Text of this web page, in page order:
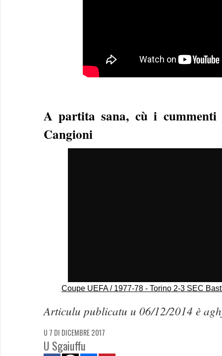
A partita sana, cù i
Cangioni
Coupe UEFA / 1977-78 - Torino 2-3 SEC
Articulu publicatu u 06/12/2014 è
U 7 DI DICEMBRE 2017
U Sgaiuffu